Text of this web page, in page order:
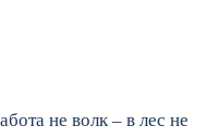
не волк – в лес не